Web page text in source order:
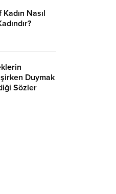
Nasıl
Duymak
Sözler